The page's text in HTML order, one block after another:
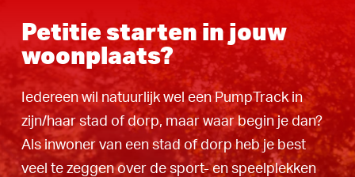
Petitie starten in jouw
woonplaats?
Iedereen wil natuurlijk wel een PumpTrack in
zijn/haar stad of dorp, maar waar begin je dan?
Als inwoner van een stad of dorp heb je best
veel te zeggen over de sport- en speelplekken